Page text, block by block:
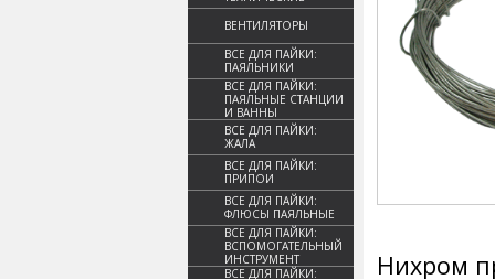
ВЕНТИЛЯТОРЫ
ВСЕ ДЛЯ ПАЙКИ:
ПАЯЛЬНИКИ
ВСЕ ДЛЯ ПАЙКИ:
ПАЯЛЬНЫЕ СТАНЦИИ
И ВАННЫ
ВСЕ ДЛЯ ПАЙКИ:
ЖАЛА
ВСЕ ДЛЯ ПАЙКИ:
ПРИПОИ
ВСЕ ДЛЯ ПАЙКИ:
ФЛЮСЫ ПАЯЛЬНЫЕ
ВСЕ ДЛЯ ПАЙКИ:
ВСПОМОГАТЕЛЬНЫЙ
ИНСТРУМЕНТ
ВСЕ ДЛЯ ПАЙКИ:
Нихром